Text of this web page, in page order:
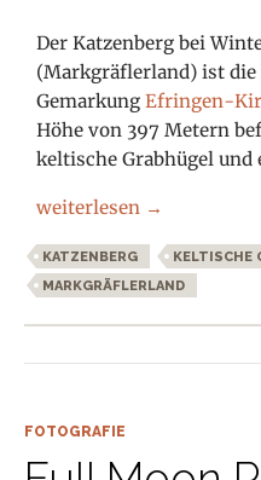
Der Katzenberg bei
(Markgräflerland) ist die
GemarkungEfringen-
Höhe von 397 Metern
keltische Grabhügel und
Kraftorte im
weiterlesen →
KATZENBERG KELTISCHE
MARKGRÄFLERLAND
FOTOGRAFIE